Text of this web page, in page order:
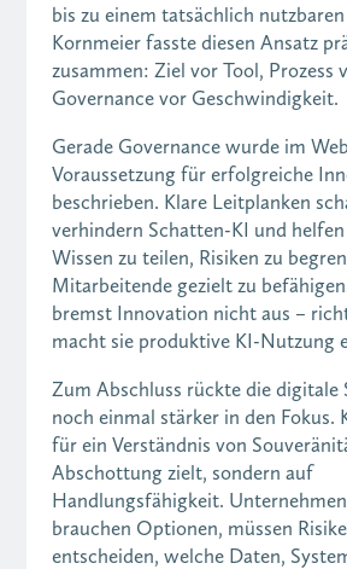
bis zu einem tatsächlich
Kornmeier fasste diesen Ansatz
zusammen: Ziel vor Tool, Prozess
Governance vor Geschwindigkeit.
Gerade Governance wurde im
Voraussetzung für erfolgreiche
beschrieben. Klare Leitplanken
verhindern Schatten-KI und
Wissen zu teilen, Risiken zu
Mitarbeitende gezielt zu
bremst Innovation nicht aus –
macht sie produktive KI-Nutzung
Zum Abschluss rückte die digitale
noch einmal stärker in den Fokus.
für ein Verständnis von
Abschottung zielt, sondern auf
Handlungsfähigkeit.
brauchen Optionen, müssen
entscheiden, welche Daten,